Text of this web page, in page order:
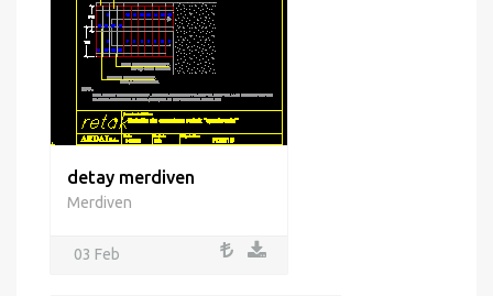
detay merdiven
Merdiven
03 Feb